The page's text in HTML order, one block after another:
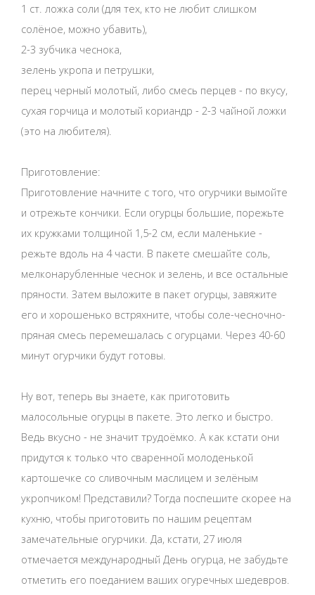
1 ст. ложка соли (для тех, кто не любит слишком
солёное, можно убавить),
2-3 зубчика чеснока,
зелень укропа и петрушки,
перец черный молотый, либо смесь перцев - по вкусу,
сухая горчица и молотый кориандр - 2-3 чайной ложки
(это на любителя).
Приготовление:
Приготовление начните с того, что огурчики вымойте
и отрежьте кончики. Если огурцы большие, порежьте
их кружками толщиной 1,5-2 см, если маленькие -
режьте вдоль на 4 части. В пакете смешайте соль,
мелконарубленные чеснок и зелень, и все остальные
пряности. Затем выложите в пакет огурцы, завяжите
его и хорошенько встряхните, чтобы соле-чесночно-
пряная смесь перемешалась с огурцами. Через 40-60
минут огурчики будут готовы.
Ну вот, теперь вы знаете, как приготовить
малосольные огурцы в пакете. Это легко и быстро.
Ведь вкусно - не значит трудоёмко. А как кстати они
придутся к только что сваренной молоденькой
картошечке со сливочным маслицем и зелёным
укропчиком! Представили? Тогда поспешите скорее на
кухню, чтобы приготовить по нашим рецептам
замечательные огурчики. Да, кстати, 27 июля
отмечается международный День огурца, не забудьте
отметить его поеданием ваших огуречных шедевров.